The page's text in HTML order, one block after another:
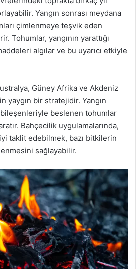
Yangın sonrası meydana
çimlenmeye teşvik eden
Tohumlar, yangının yarattığı
algılar ve bu uyarıcı etkiyle
Güney Afrika ve Akdeniz
yaygın bir stratejidir. Yangın
bileşenleriyle beslenen tohumlar
Bahçecilik uygulamalarında,
taklit edebilmek, bazı bitkilerin
sağlayabilir.